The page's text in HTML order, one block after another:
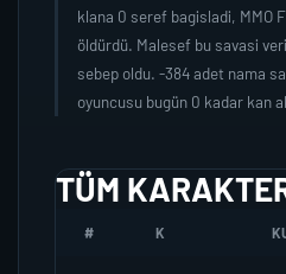
klana 0 seref bagisladi, MMO
öldürdü. Malesef bu savasi
sebep oldu. -384 adet nama
oyuncusu bugün 0 kadar kan
TÜM
# K